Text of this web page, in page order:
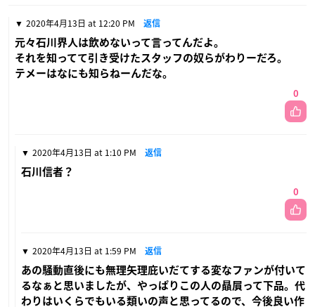
2020年4月13日 at 12:20 PM 返信
元々石川界人は飲めないって言ってんだよ。
それを知ってて引き受けたスタッフの奴らがわりーだろ。
テメーはなにも知らねーんだな。
0
2020年4月13日 at 1:10 PM 返信
石川信者？
0
2020年4月13日 at 1:59 PM 返信
あの騒動直後にも無理矢理庇いだてする変なファンが付いて
るなぁと思いましたが、やっぱりこの人の贔屓って下品。代
わりはいくらでもいる類いの声と思ってるので、今後良い作